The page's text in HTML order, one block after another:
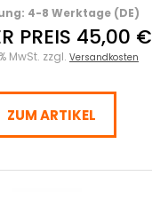
4-8 Werktage (DE)
PREIS 45,00 €
MwSt. zzgl. Versandkosten
ZUM ARTIKEL